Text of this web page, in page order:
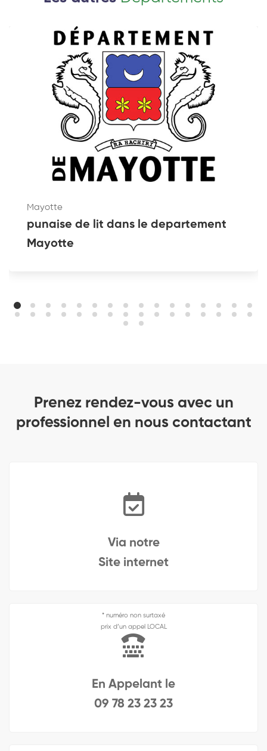
Mayotte
punaise de lit dans le departement
Mayotte
Prenez rendez-vous avec un
professionnel en nous contactant
Via notre
Site internet
* numéro non surtaxé
prix d’un appel LOCAL
En Appelant le
09 78 23 23 23